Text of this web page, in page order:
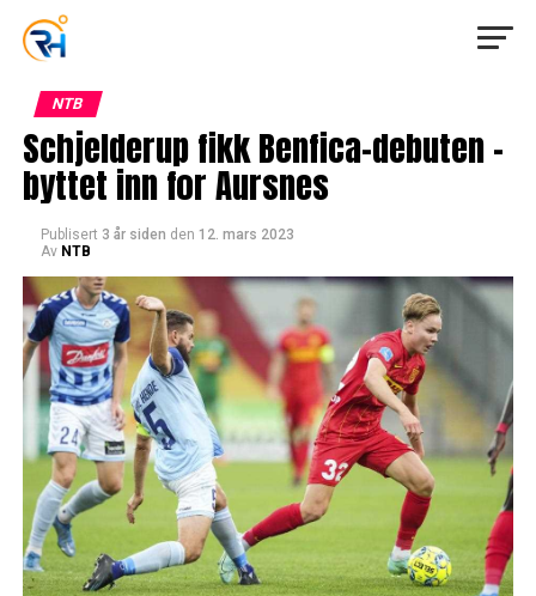
NTB
Schjelderup fikk Benfica-debuten –
byttet inn for Aursnes
Publisert 3 år siden den 12. mars 2023
Av NTB